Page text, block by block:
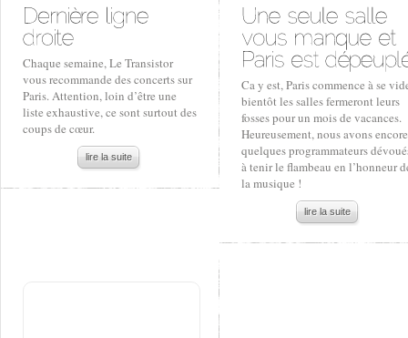
Chaque semaine, Le Transistor
vous recommande des concerts sur
Paris. Attention, loin d’être une
liste exhaustive, ce sont surtout des
coups de cœur.
lire la suite
Ca y est, Paris commence à se
bientôt les salles fermeront leurs
fosses pour un mois de vacances.
Heureusement, nous avons encore
quelques programmateurs
à tenir le flambeau en l’honneur
la musique !
lire la suite